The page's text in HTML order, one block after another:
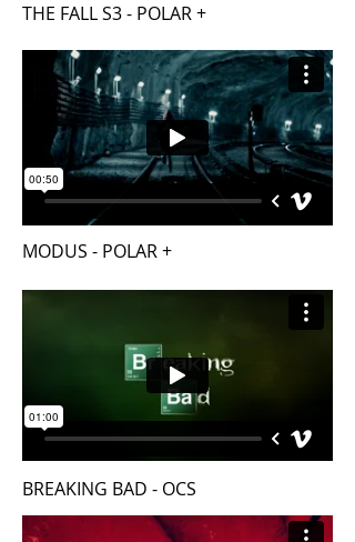
THE FALL S3 - POLAR +
MODUS - POLAR +
BREAKING BAD - OCS